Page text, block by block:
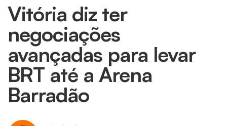
Vitória diz ter
negociações
avançadas para levar
BRT até a Arena
Barradão